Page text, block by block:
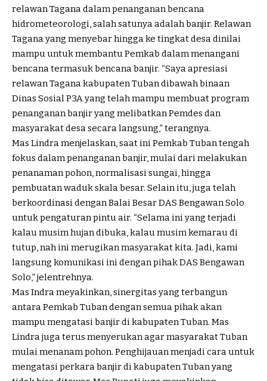
relawan Tagana dalam penanganan bencana
hidrometeorologi, salah satunya adalah banjir. Relawan
Tagana yang menyebar hingga ke tingkat desa dinilai
mampu untuk membantu Pemkab dalam menangani
bencana termasuk bencana banjir. “Saya apresiasi
relawan Tagana kabupaten Tuban dibawah binaan
Dinas Sosial P3A yang telah mampu membuat program
penanganan banjir yang melibatkan Pemdes dan
masyarakat desa secara langsung,” terangnya.
Mas Lindra menjelaskan, saat ini Pemkab Tuban tengah
fokus dalam penanganan banjir, mulai dari melakukan
penanaman pohon, normalisasi sungai, hingga
pembuatan waduk skala besar. Selain itu, juga telah
berkoordinasi dengan Balai Besar DAS Bengawan Solo
untuk pengaturan pintu air. “Selama ini yang terjadi
kalau musim hujan dibuka, kalau musim kemarau di
tutup, nah ini merugikan masyarakat kita. Jadi, kami
langsung komunikasi ini dengan pihak DAS Bengawan
Solo,” jelentrehnya.
Mas Indra meyakinkan, sinergitas yang terbangun
antara Pemkab Tuban dengan semua pihak akan
mampu mengatasi banjir di kabupaten Tuban. Mas
Lindra juga terus menyerukan agar masyarakat Tuban
mulai menanam pohon. Penghijauan menjadi cara untuk
mengatasi perkara banjir di kabupaten Tuban yang